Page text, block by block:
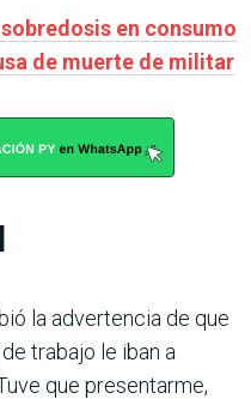
en consumo
de muerte de militar
la advertencia de que
trabajo le iban a
que presentarme,